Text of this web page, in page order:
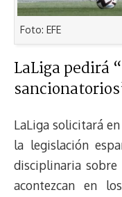
Foto: EFE
LaLiga pedirá
LaLiga solicitará
la legislación
disciplinaria
acontezcan en